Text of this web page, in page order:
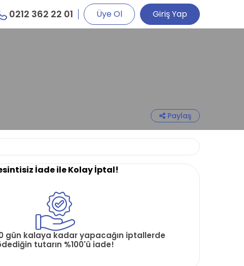
0212 362 22 01 Üye Ol Giriş Yap
Paylaş
İade ile Kolay İptal!
gün kalaya kadar yapacağın iptallerde
tutarın %100'ü iade!